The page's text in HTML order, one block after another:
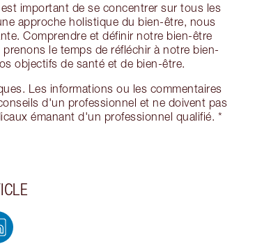
important de se concentrer sur tous les
approche holistique du bien-être, nous
Comprendre et définir notre bien-être
le temps de réfléchir à notre bien-
objectifs de santé et de bien-être.
Les informations ou les commentaires
d'un professionnel et ne doivent pas
émanant d'un professionnel qualifié. *